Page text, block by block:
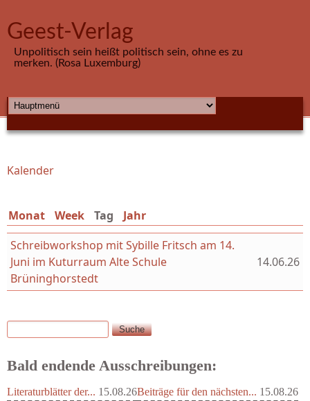
Geest-Verlag
Unpolitisch sein heißt politisch sein, ohne es zu
merken. (Rosa Luxemburg)
HAUPTMENÜ
Sie sind hier
Kalender
Monat Week Tag (aktiver Reiter)
Jahr
Schreibworkshop mit Sybille Fritsch am 14.
Juni im Kuturraum Alte Schule
Brüninghorstedt
14.06.26
Suchformular
Suche
Bald endende Ausschreibungen:
Literaturblätter der... 15.08.26Beiträge für den nächsten... 15.08.26